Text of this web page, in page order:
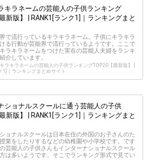
キラネームの芸能人の子供ランキング
新版】 | RANK1[ランク1]｜ランキングまと
で流行っているキラキラネーム。子供にキラキラ
る行動が芸能界で流行っているようです。ここで
ラキラネームをつけた実在の芸能人夫婦をランキ
介しています。
ラキラネームの芸能人の子供ランキングTOP20【最新版】 |
1]｜ランキングまとめサイト
ショナルスクールに通う芸能人の子供
新版】 | RANK1[ランク1]｜ランキングまと
ョナルスクールは日本在住の外国のお子さんのた
業をしたりするなどの幼稚園や小学校です。です
芸能人の子供さんもインターナショナルスクール
は多いようです。そこでランキング形式で見てい